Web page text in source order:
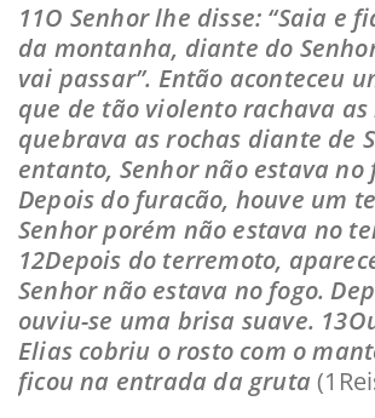
11O Senhor lhe disse: “Saia e
da montanha, diante do
vai passar”. Então aconteceu
que de tão violento rachava
quebrava as rochas diante de
entanto, Senhor não estava no
Depois do furacão, houve um
Senhor porém não estava no
12Depois do terremoto,
Senhor não estava no fogo.
ouviu-se uma brisa suave.
Elias cobriu o rosto com o
ficou na entrada da gruta